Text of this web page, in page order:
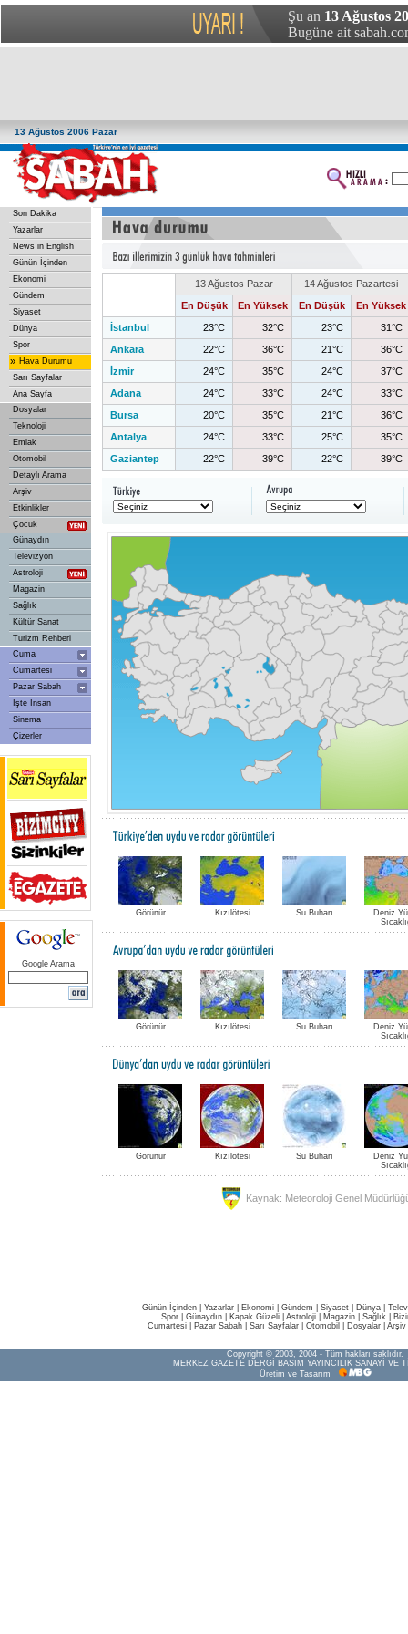
Şu an 13 Ağustos
Bugüne ait
13 Ağustos 2006 Pazar
Son Dakika
Yazarlar
News in English
Günün İçinden
Ekonomi
Gündem
Siyaset
Dünya
Spor
» Hava Durumu
Sarı Sayfalar
Ana Sayfa
Dosyalar
Teknoloji
Emlak
Otomobil
Detaylı Arama
Arşiv
Etkinlikler
Çocuk
Günaydın
Televizyon
Astroloji
Magazin
Sağlık
Kültür Sanat
Turizm Rehberi
Cuma
Cumartesi
Pazar Sabah
İşte İnsan
Sinema
Çizerler
Google Arama
13 Ağustos Pazar
14 Ağustos Pazartesi
En Düşük
En Yüksek En Düşük
En Yüksek
İstanbul
23°C 32°C 23°C
31°C
Ankara
22°C 36°C 21°C
36°C
İzmir
24°C 35°C 24°C
37°C
Adana
24°C 33°C 24°C
33°C
Bursa
20°C 35°C 21°C
36°C
Antalya
24°C 33°C 25°C
35°C
Gaziantep
22°C 39°C 22°C 39°C
Görünür Kızılötesi Su Buharı
Deniz
Görünür Kızılötesi Su Buharı
Deniz
Görünür Kızılötesi Su Buharı
Deniz
Kaynak: Meteoroloji Genel
Günün İçinden Yazarlar Ekonomi Gündem Siyaset Dünya |
Spor
Günaydın Kapak Güzeli Astroloji Magazin Sağlık
Cumartesi
Pazar Sabah Sarı Sayfalar Otomobil Dosyalar Arşiv
Copyright © 2003, 2004 - Tüm hakları saklıdır.
MERKEZ GAZETE DERGİ BASIM YAYINCILIK SANAYİ VE
Üretim ve Tasarım